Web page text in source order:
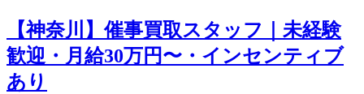
【神奈川】催事買取スタッフ｜未経験
歓迎・月給30万円〜・インセンティブ
あり